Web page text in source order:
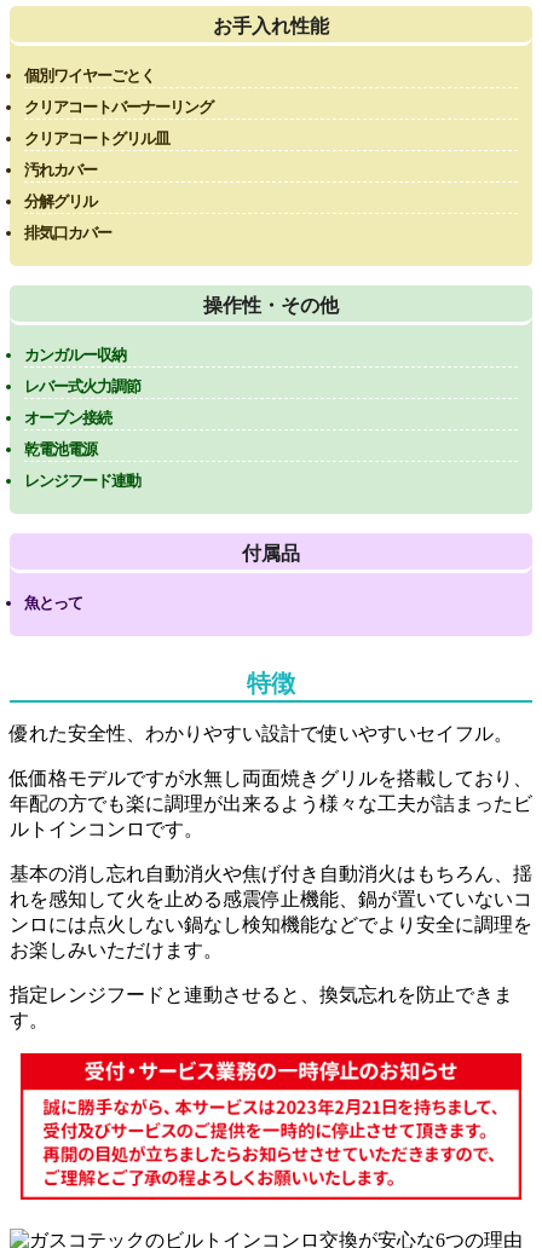
お手入れ性能
個別ワイヤーごとく
クリアコートバーナーリング
クリアコートグリル皿
汚れカバー
分解グリル
排気口カバー
操作性・その他
カンガルー収納
レバー式火力調節
オーブン接続
乾電池電源
レンジフード連動
付属品
魚とって
特徴
優れた安全性、わかりやすい設計で使いやすいセイフル。
低価格モデルですが水無し両面焼きグリルを搭載しており、
年配の方でも楽に調理が出来るよう様々な工夫が詰まったビ
ルトインコンロです。
基本の消し忘れ自動消火や焦げ付き自動消火はもちろん、揺
れを感知して火を止める感震停止機能、鍋が置いていないコ
ンロには点火しない鍋なし検知機能などでより安全に調理を
お楽しみいただけます。
指定レンジフードと連動させると、換気忘れを防止できま
す。